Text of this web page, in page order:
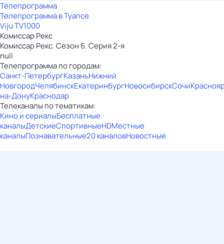
Телепрограмма
Телепрограмма в Туапсе
Viju TV1000
Комиссар Рекс
Комиссар Рекс. Сезон 6. Серия 2-я
null
Телепрограмма по городам:
Санкт-ПетербургКазаньНижний
НовгородЧелябинскЕкатеринбургНовосибирскСочи
на-ДонуКраснодар
Телеканалы по тематикам:
Кино и сериалыБесплатные
каналыДетскиеСпортивныеHDМестные
каналыПознавательные20 каналовНовостные